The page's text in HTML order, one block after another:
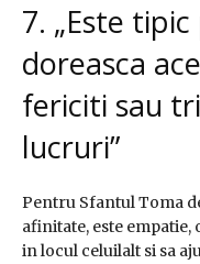
7. „Este
doreasca
fericiti sau
lucruri”
Pentru Sfantul Toma
afinitate, este empatie,
in locul celuilalt si sa